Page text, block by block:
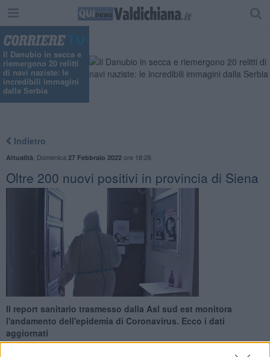
Il Danubio in secca e
riemergono 20 relitti
di navi naziste: le
incredibili immagini
dalla Serbia
Indietro
Attualità Domenica 27 Febbraio 2022ore 18:26
Oltre 200 nuovi positivi in provincia di Siena
Il report sanitario trasmesso dalla Asl sud est monitora
l'andamento dell'epidemia di Coronavirus. Ecco i dati
aggiornati